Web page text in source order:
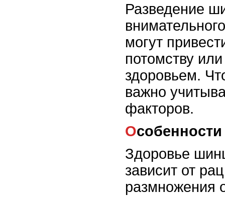
Разведение
могут
потомству
здоровьем.
важно
факторов.
Здоровье
зависит от
размножения